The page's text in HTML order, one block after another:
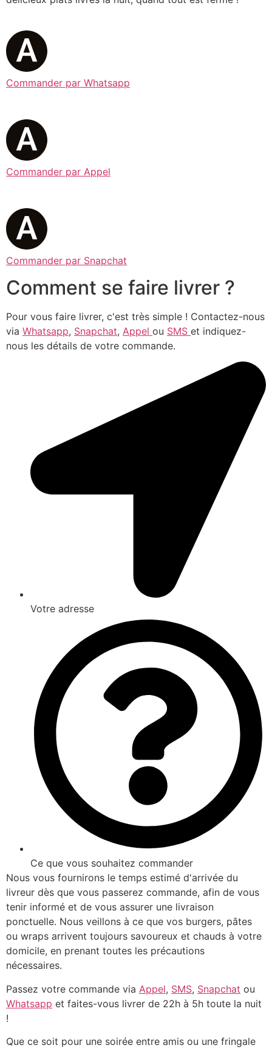
Commander par Whatsapp
Commander par Appel
Commander par Snapchat
Comment se faire livrer ?
Pour vous faire livrer, c'est très simple ! Contactez-nous
via Whatsapp, Snapchat, Appel ou SMS et indiquez-
nous les détails de votre commande.
Votre adresse
Ce que vous souhaitez commander
Nous vous fournirons le temps estimé d'arrivée du
livreur dès que vous passerez commande, afin de vous
tenir informé et de vous assurer une livraison
ponctuelle. Nous veillons à ce que vos burgers, pâtes
ou wraps arrivent toujours savoureux et chauds à votre
domicile, en prenant toutes les précautions
nécessaires.
Passez votre commande via Appel, SMS, Snapchat ou
Whatsapp et faites-vous livrer de 22h à 5h toute la nuit
!
Que ce soit pour une soirée entre amis ou une fringale